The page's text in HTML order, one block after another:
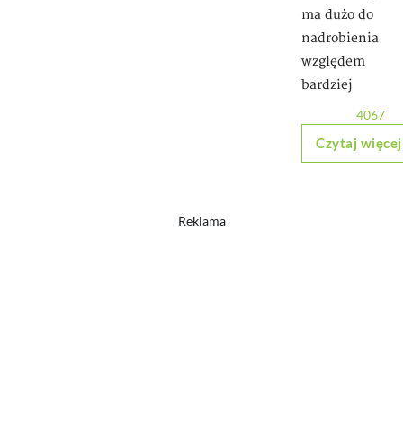
ma dużo do
nadrobienia
względem
bardziej
4067
Czytaj więcej
Reklama